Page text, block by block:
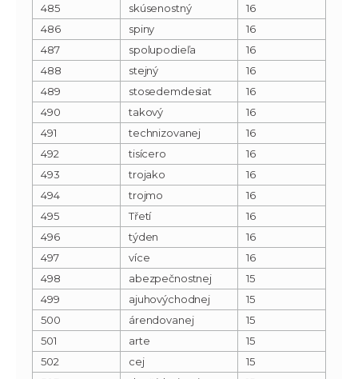
485
skúsenostný
16
486
spiny
16
487
spolupodieľa
16
488
stejný
16
489
stosedemdesiat
16
490
takový
16
491
technizovanej
16
492
tisícero
16
493
trojako
16
494
trojmo
16
495
Třetí
16
496
týden
16
497
více
16
498
abezpečnostnej
15
499
ajuhovýchodnej
15
500
árendovanej
15
501
arte
15
502
cej
15